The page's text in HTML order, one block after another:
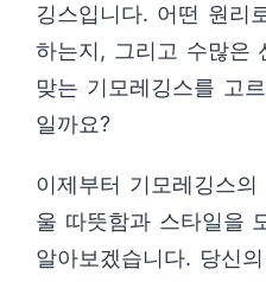
깅스입니다. 어떤 원리
하는지, 그리고 수많은
맞는 기모레깅스를 고
일까요?
이제부터 기모레깅스
울 따뜻함과 스타일을
알아보겠습니다. 당신